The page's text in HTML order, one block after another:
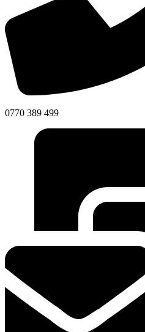
0770 389 499